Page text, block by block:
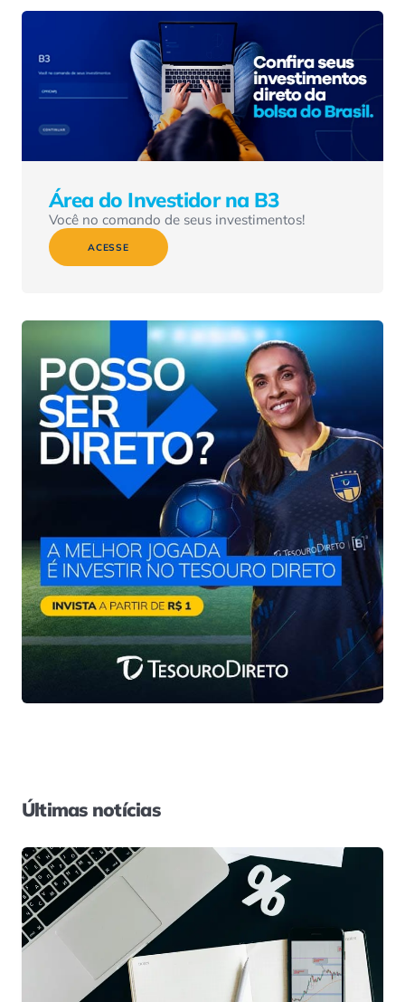
Área do Investidor na B3
Você no comando de seus investimentos!
ACESSE
Últimas notícias